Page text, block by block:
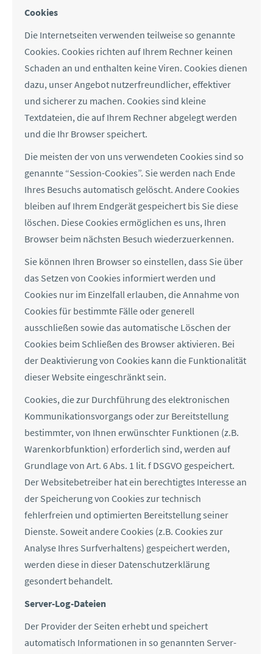
Cookies
Die Internetseiten verwenden teilweise so genannte
Cookies. Cookies richten auf Ihrem Rechner keinen
Schaden an und enthalten keine Viren. Cookies dienen
dazu, unser Angebot nutzerfreundlicher, effektiver
und sicherer zu machen. Cookies sind kleine
Textdateien, die auf Ihrem Rechner abgelegt werden
und die Ihr Browser speichert.
Die meisten der von uns verwendeten Cookies sind so
genannte “Session-Cookies”. Sie werden nach Ende
Ihres Besuchs automatisch gelöscht. Andere Cookies
bleiben auf Ihrem Endgerät gespeichert bis Sie diese
löschen. Diese Cookies ermöglichen es uns, Ihren
Browser beim nächsten Besuch wiederzuerkennen.
Sie können Ihren Browser so einstellen, dass Sie über
das Setzen von Cookies informiert werden und
Cookies nur im Einzelfall erlauben, die Annahme von
Cookies für bestimmte Fälle oder generell
ausschließen sowie das automatische Löschen der
Cookies beim Schließen des Browser aktivieren. Bei
der Deaktivierung von Cookies kann die Funktionalität
dieser Website eingeschränkt sein.
Cookies, die zur Durchführung des elektronischen
Kommunikationsvorgangs oder zur Bereitstellung
bestimmter, von Ihnen erwünschter Funktionen (z.B.
Warenkorbfunktion) erforderlich sind, werden auf
Grundlage von Art. 6 Abs. 1 lit. f DSGVO gespeichert.
Der Websitebetreiber hat ein berechtigtes Interesse an
der Speicherung von Cookies zur technisch
fehlerfreien und optimierten Bereitstellung seiner
Dienste. Soweit andere Cookies (z.B. Cookies zur
Analyse Ihres Surfverhaltens) gespeichert werden,
werden diese in dieser Datenschutzerklärung
gesondert behandelt.
Server-Log-Dateien
Der Provider der Seiten erhebt und speichert
automatisch Informationen in so genannten Server-